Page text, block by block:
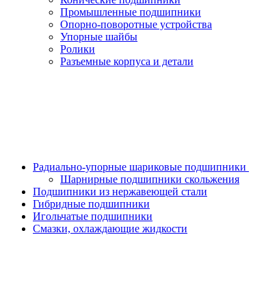
Промышленные подшипники
Опорно-поворотные устройства
Упорные шайбы
Ролики
Разъемные корпуса и детали
Радиально-упорные шариковые подшипники
Шарнирные подшипники скольжения
Подшипники из нержавеющей стали
Гибридные подшипники
Игольчатые подшипники
Смазки, охлаждающие жидкости